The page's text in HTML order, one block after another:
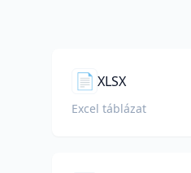
📄 XLSX
Excel táblázat